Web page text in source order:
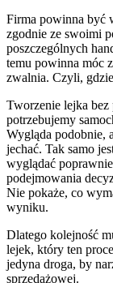
Firma powinna być
zgodnie ze swoimi
poszczególnych
temu powinna móc
zwalnia. Czyli,
Tworzenie lejka
potrzebujemy
Wygląda podobnie,
jechać. Tak samo
wyglądać
podejmowania
Nie pokaże, co
wyniku.
Dlatego kolejność
lejek, który ten
jedyna droga, by
sprzedażowej.